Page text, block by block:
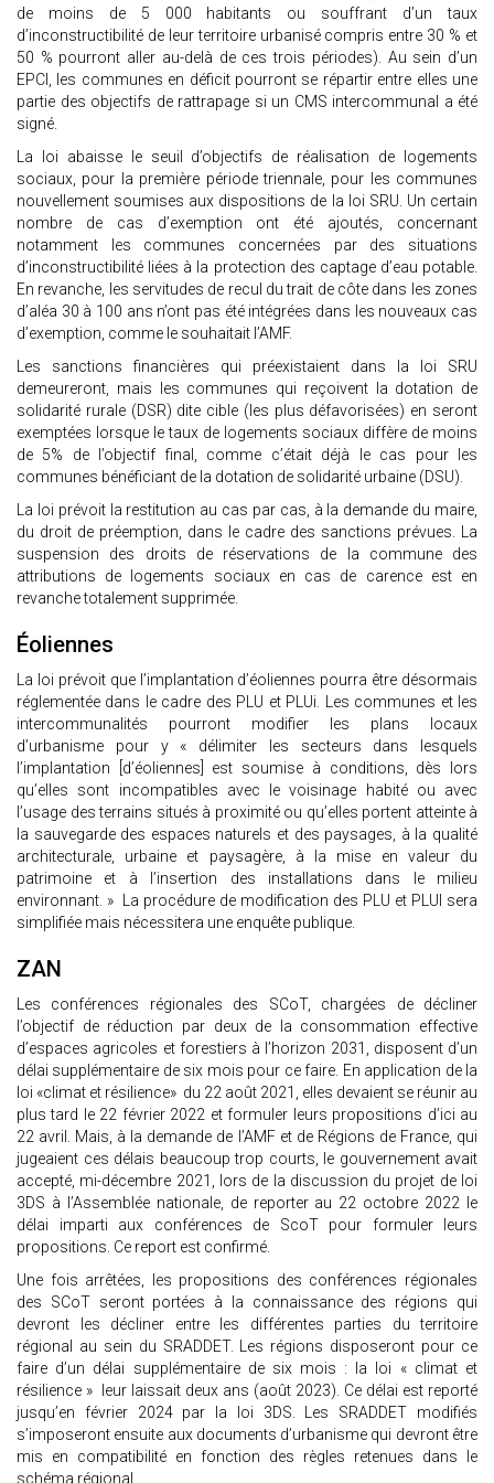
de moins de 5 000 habitants ou souffrant d’un taux
d’inconstructibilité de leur territoire urbanisé compris entre 30 % et
50 % pourront aller au-delà de ces trois périodes). Au sein d’un
EPCI, les communes en déficit pourront se répartir entre elles une
partie des objectifs de rattrapage si un CMS intercommunal a été
signé.
La loi abaisse le seuil d’objectifs de réalisation de logements
sociaux, pour la première période triennale, pour les communes
nouvellement soumises aux dispositions de la loi SRU. Un certain
nombre de cas d’exemption ont été ajoutés, concernant
notamment les communes concernées par des situations
d’inconstructibilité liées à la protection des captage d’eau potable.
En revanche, les servitudes de recul du trait de côte dans les zones
d’aléa 30 à 100 ans n’ont pas été intégrées dans les nouveaux cas
d’exemption, comme le souhaitait l’AMF.
Les sanctions financières qui préexistaient dans la loi SRU
demeureront, mais les communes qui reçoivent la dotation de
solidarité rurale (DSR) dite cible (les plus défavorisées) en seront
exemptées lorsque le taux de logements sociaux diffère de moins
de 5% de l’objectif final, comme c’était déjà le cas pour les
communes bénéficiant de la dotation de solidarité urbaine (DSU).
La loi prévoit la restitution au cas par cas, à la demande du maire,
du droit de préemption, dans le cadre des sanctions prévues. La
suspension des droits de réservations de la commune des
attributions de logements sociaux en cas de carence est en
revanche totalement supprimée.
Éoliennes
La loi prévoit que l’implantation d’éoliennes pourra être désormais
réglementée dans le cadre des PLU et PLUi. Les communes et les
intercommunalités pourront modifier les plans locaux
d’urbanisme pour y « délimiter les secteurs dans lesquels
l’implantation [d’éoliennes] est soumise à conditions, dès lors
qu’elles sont incompatibles avec le voisinage habité ou avec
l’usage des terrains situés à proximité ou qu’elles portent atteinte à
la sauvegarde des espaces naturels et des paysages, à la qualité
architecturale, urbaine et paysagère, à la mise en valeur du
patrimoine et à l’insertion des installations dans le milieu
environnant. » La procédure de modification des PLU et PLUI sera
simplifiée mais nécessitera une enquête publique.
ZAN
Les conférences régionales des SCoT, chargées de décliner
l’objectif de réduction par deux de la consommation effective
d’espaces agricoles et forestiers à l’horizon 2031, disposent d’un
délai supplémentaire de six mois pour ce faire. En application de la
loi «climat et résilience» du 22 août 2021, elles devaient se réunir au
plus tard le 22 février 2022 et formuler leurs propositions d’ici au
22 avril. Mais, à la demande de l’AMF et de Régions de France, qui
jugeaient ces délais beaucoup trop courts, le gouvernement avait
accepté, mi-décembre 2021, lors de la discussion du projet de loi
3DS à l’Assemblée nationale, de reporter au 22 octobre 2022 le
délai imparti aux conférences de ScoT pour formuler leurs
propositions. Ce report est confirmé.
Une fois arrêtées, les propositions des conférences régionales
des SCoT seront portées à la connaissance des régions qui
devront les décliner entre les différentes parties du territoire
régional au sein du SRADDET. Les régions disposeront pour ce
faire d’un délai supplémentaire de six mois : la loi « climat et
résilience » leur laissait deux ans (août 2023). Ce délai est reporté
jusqu’en février 2024 par la loi 3DS. Les SRADDET modifiés
s’imposeront ensuite aux documents d’urbanisme qui devront être
mis en compatibilité en fonction des règles retenues dans le
schéma régional.